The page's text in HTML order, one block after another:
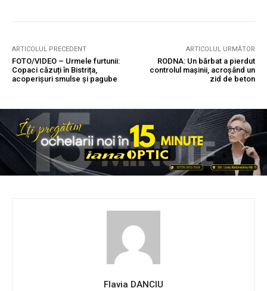
ARTICOLUL PRECEDENT
FOTO/VIDEO – Urmele furtunii:
Copaci căzuți în Bistrița,
acoperișuri smulse și pagube
ARTICOLUL URMĂTOR
RODNA: Un bărbat a pierdut
controlul mașinii, acroșând un
zid de beton
Flavia DANCIU